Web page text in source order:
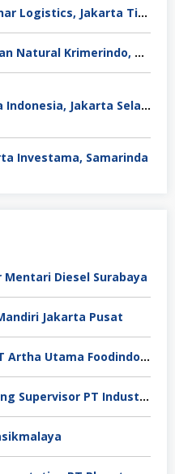
Legal Officer PT Puninar Logistics, Jakarta Timur
Legal Officer PT Lautan Natural Krimerindo, Mojokerto
Satpam PT Otsuka Indonesia, Jakarta Selatan
Investama, Samarinda
Mentari Diesel Surabaya
Jakarta Pusat
Sales Taking Order PT Artha Utama Foodindo Tangerang
Export Trade Marketing Supervisor PT Industri Jamu Dan Farmasi Sido Muncul Tbk, Jakarta